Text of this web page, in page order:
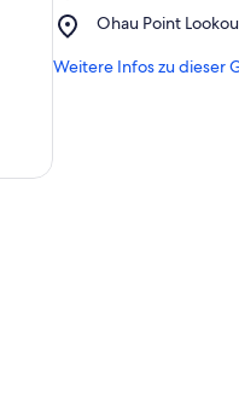
Bay
Ohau Point
Place,
Point
Weitere Infos zu dieser